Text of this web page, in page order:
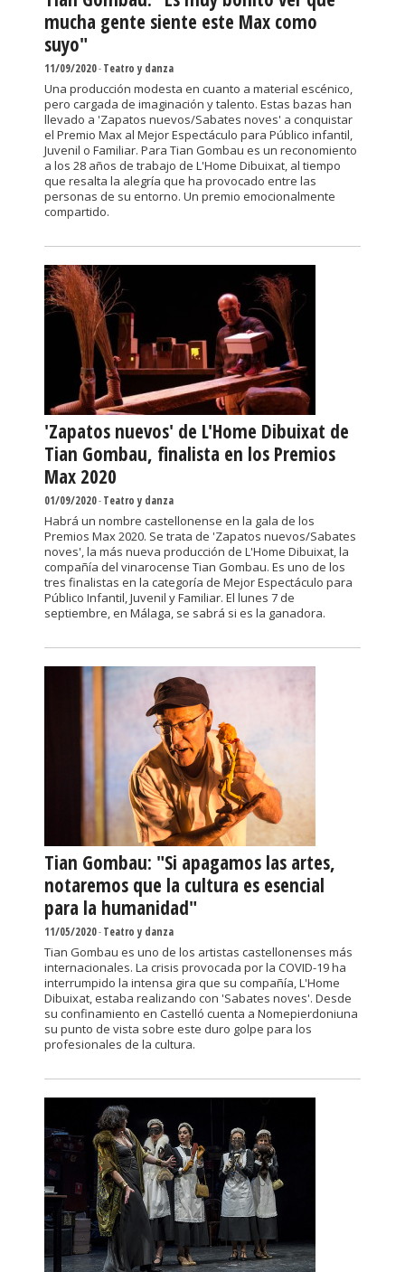
mucha gente siente este Max como
suyo"
11/09/2020-Teatro y danza
Una producción modesta en cuanto a material escénico,
pero cargada de imaginación y talento. Estas bazas han
llevado a 'Zapatos nuevos/Sabates noves' a conquistar
el Premio Max al Mejor Espectáculo para Público infantil,
Juvenil o Familiar. Para Tian Gombau es un reconomiento
a los 28 años de trabajo de L'Home Dibuixat, al tiempo
que resalta la alegría que ha provocado entre las
personas de su entorno. Un premio emocionalmente
compartido.
'Zapatos nuevos' de L'Home Dibuixat de
Tian Gombau, finalista en los Premios
Max 2020
01/09/2020-Teatro y danza
Habrá un nombre castellonense en la gala de los
Premios Max 2020. Se trata de 'Zapatos nuevos/Sabates
noves', la más nueva producción de L'Home Dibuixat, la
compañía del vinarocense Tian Gombau. Es uno de los
tres finalistas en la categoría de Mejor Espectáculo para
Público Infantil, Juvenil y Familiar. El lunes 7 de
septiembre, en Málaga, se sabrá si es la ganadora.
Tian Gombau: "Si apagamos las artes,
notaremos que la cultura es esencial
para la humanidad"
11/05/2020-Teatro y danza
Tian Gombau es uno de los artistas castellonenses más
internacionales. La crisis provocada por la COVID-19 ha
interrumpido la intensa gira que su compañía, L'Home
Dibuixat, estaba realizando con 'Sabates noves'. Desde
su confinamiento en Castelló cuenta a Nomepierdoniuna
su punto de vista sobre este duro golpe para los
profesionales de la cultura.